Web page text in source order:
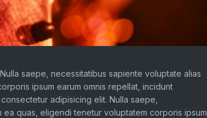
saepe, necessitatibus sapiente voluptate alias
ipsum earum omnis repellat, incidunt
adipisicing elit. Nulla saepe,
quas, eligendi tenetur voluptatem corporis ipsum